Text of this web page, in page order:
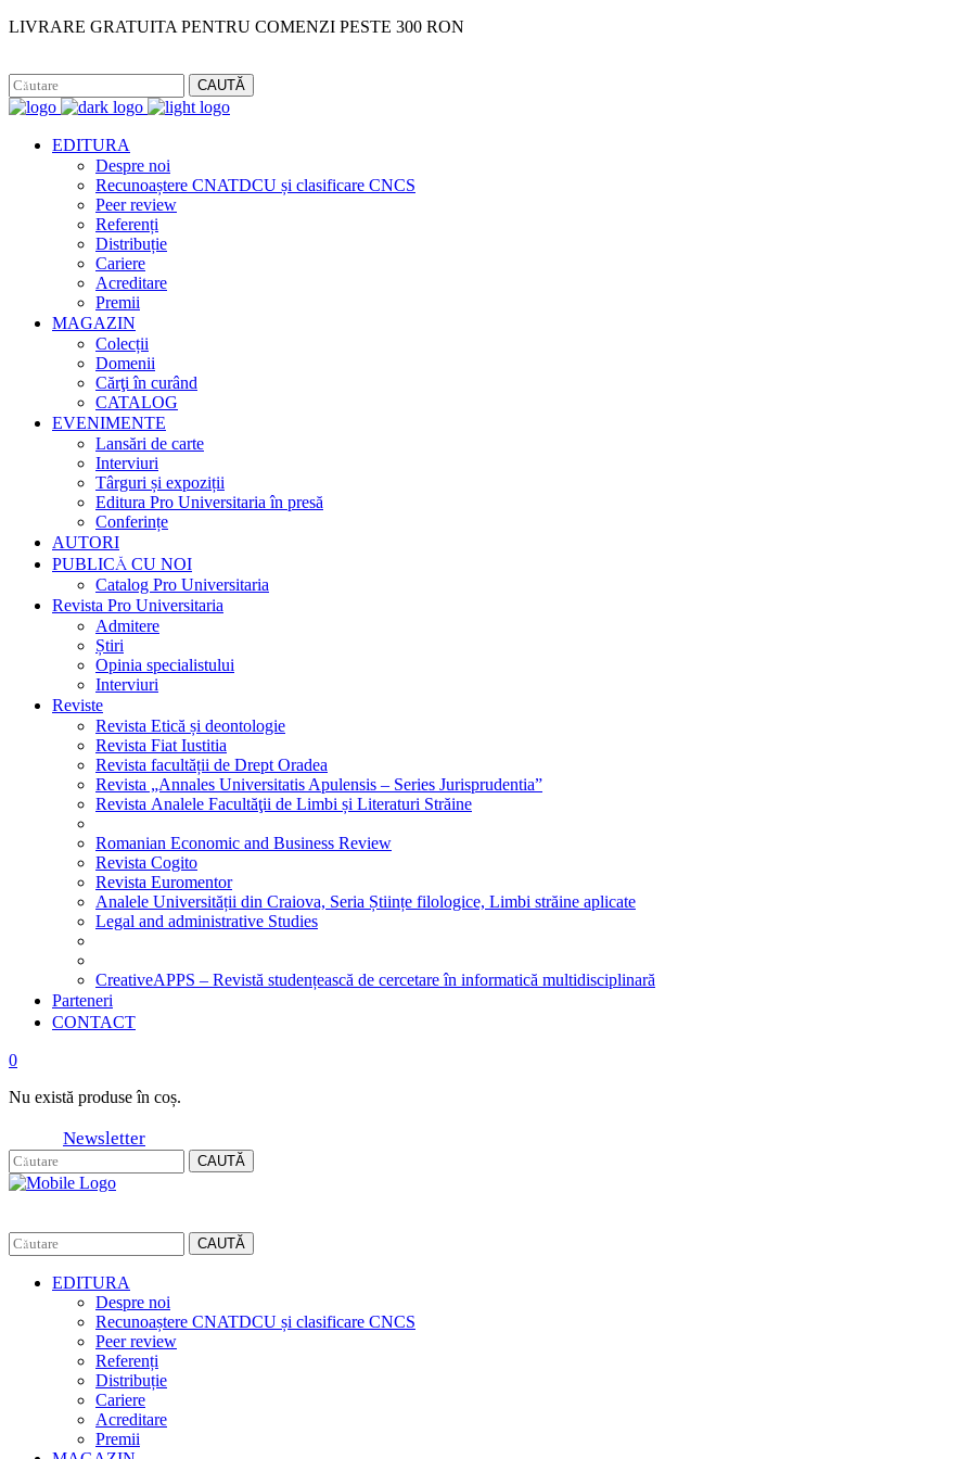
LIVRARE GRATUITA PENTRU COMENZI PESTE 300 RON
CAUTĂ
EDITURA
Despre noi
Recunoaștere CNATDCU și clasificare CNCS
Peer review
Referenți
Distribuție
Cariere
Acreditare
Premii
MAGAZIN
Colecții
Domenii
Cărţi în curând
CATALOG
EVENIMENTE
Lansări de carte
Interviuri
Târguri și expoziții
Editura Pro Universitaria în presă
Conferințe
AUTORI
PUBLICĂ CU NOI
Catalog Pro Universitaria
Revista Pro Universitaria
Admitere
Știri
Opinia specialistului
Interviuri
Reviste
Revista Etică și deontologie
Revista Fiat Iustitia
Revista facultății de Drept Oradea
Revista „Annales Universitatis Apulensis – Series Jurisprudentia”
Revista Analele Facultăţii de Limbi și Literaturi Străine
Romanian Economic and Business Review
Revista Cogito
Revista Euromentor
Analele Universității din Craiova, Seria Științe filologice, Limbi străine aplicate
Legal and administrative Studies
CreativeAPPS – Revistă studențească de cercetare în informatică multidisciplinară
Parteneri
CONTACT
0
Nu există produse în coș.
Newsletter
CAUTĂ
CAUTĂ
EDITURA
Despre noi
Recunoaștere CNATDCU și clasificare CNCS
Peer review
Referenți
Distribuție
Cariere
Acreditare
Premii